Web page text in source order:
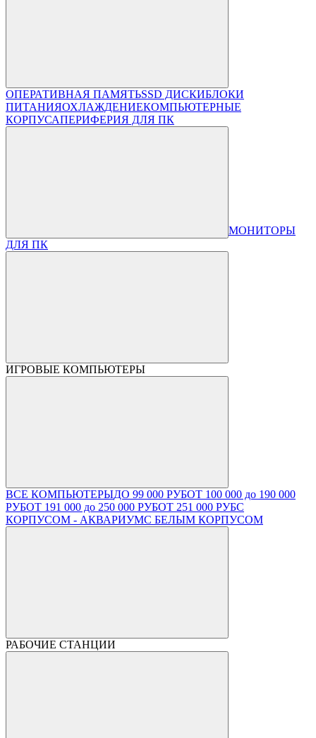
ОПЕРАТИВНАЯ ПАМЯТЬSSD ДИСКИБЛОКИ
ПИТАНИЯОХЛАЖДЕНИЕКОМПЬЮТЕРНЫЕ
КОРПУСАПЕРИФЕРИЯ ДЛЯ ПК
МОНИТОРЫ
ДЛЯ ПК
ИГРОВЫЕ КОМПЬЮТЕРЫ
ВСЕ КОМПЬЮТЕРЫДО 99 000 РУБОТ 100 000 до 190 000
РУБОТ 191 000 до 250 000 РУБОТ 251 000 РУБС
КОРПУСОМ - АКВАРИУМС БЕЛЫМ КОРПУСОМ
РАБОЧИЕ СТАНЦИИ